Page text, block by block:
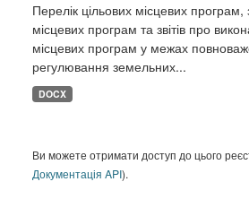
Перелік цільових місцевих програм,
місцевих програм та звітів про
місцевих програм у межах
регулювання земельних...
DOCX
Ви можете отримати доступ до цього
Документація API).